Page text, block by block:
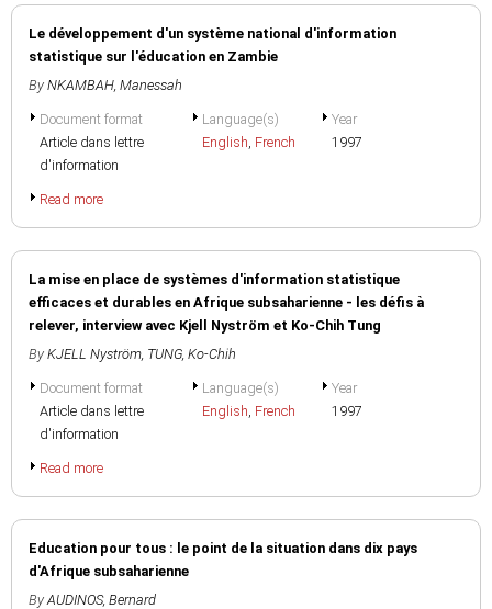
Le développement d'un système national d'information
statistique sur l'éducation en Zambie
By NKAMBAH, Manessah
Document format
Article dans lettre
d'information
Language(s)
English, French
Year
1997
Read more
La mise en place de systèmes d'information statistique
efficaces et durables en Afrique subsaharienne - les défis à
relever, interview avec Kjell Nyström et Ko-Chih Tung
By KJELL Nyström, TUNG, Ko-Chih
Document format
Article dans lettre
d'information
Language(s)
English, French
Year
1997
Read more
Education pour tous : le point de la situation dans dix pays
d'Afrique subsaharienne
By AUDINOS, Bernard